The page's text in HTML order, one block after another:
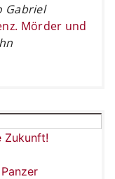
Gabriel
Mörder und
Zukunft!